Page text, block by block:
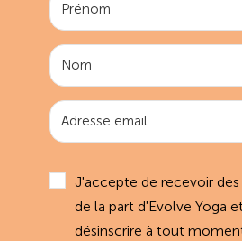
J'accepte de recevoir
de la part d'Evolve Yoga
désinscrire à tout